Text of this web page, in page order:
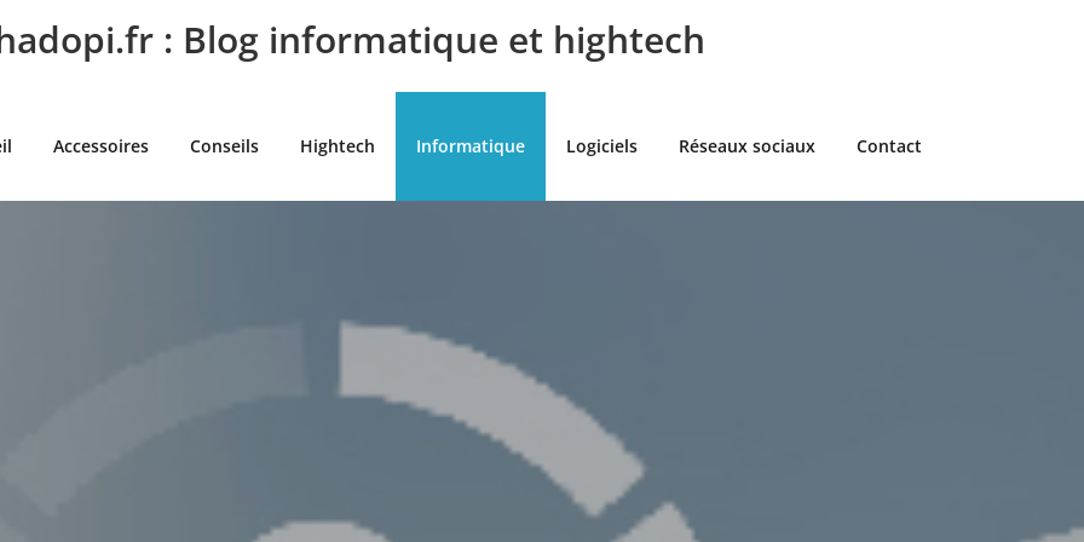
: Blog informatique et hightech
Accessoires Conseils Hightech Informatique Logiciels Réseaux sociaux Contact